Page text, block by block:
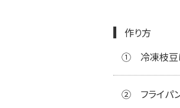
作り方
①
冷凍枝豆
② フライパ